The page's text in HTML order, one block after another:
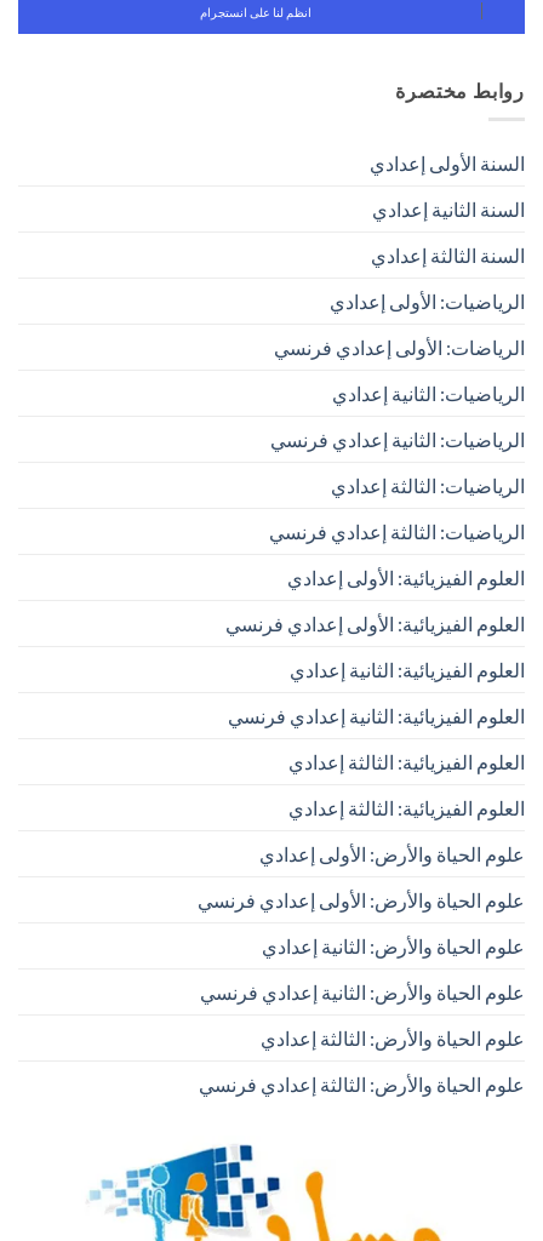
انظم لنا على انستجرام
روابط مختصرة
السنة الأولى إعدادي
السنة الثانية إعدادي
السنة الثالثة إعدادي
الرياضيات: الأولى إعدادي
الرياضات: الأولى إعدادي فرنسي
الرياضيات: الثانية إعدادي
الرياضيات: الثانية إعدادي فرنسي
الرياضيات: الثالثة إعدادي
الرياضيات: الثالثة إعدادي فرنسي
العلوم الفيزيائية: الأولى إعدادي
العلوم الفيزيائية: الأولى إعدادي فرنسي
العلوم الفيزيائية: الثانية إعدادي
العلوم الفيزيائية: الثانية إعدادي فرنسي
العلوم الفيزيائية: الثالثة إعدادي
العلوم الفيزيائية: الثالثة إعدادي
علوم الحياة والأرض: الأولى إعدادي
علوم الحياة والأرض: الأولى إعدادي فرنسي
علوم الحياة والأرض: الثانية إعدادي
علوم الحياة والأرض: الثانية إعدادي فرنسي
علوم الحياة والأرض: الثالثة إعدادي
علوم الحياة والأرض: الثالثة إعدادي فرنسي